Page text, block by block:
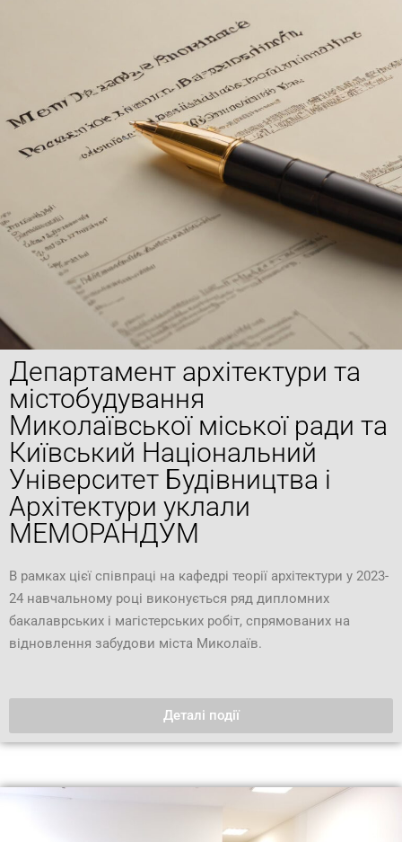
Департамент архітектури та
містобудування
Миколаївської міської ради та
Київський Національний
Університет Будівництва і
Архітектури уклали
МЕМОРАНДУМ
В рамках цієї співпраці на кафедрі теорії архітектури у 2023-
24 навчальному році виконується ряд дипломних
бакалаврських і магістерських робіт, спрямованих на
відновлення забудови міста Миколаїв.
Деталі події